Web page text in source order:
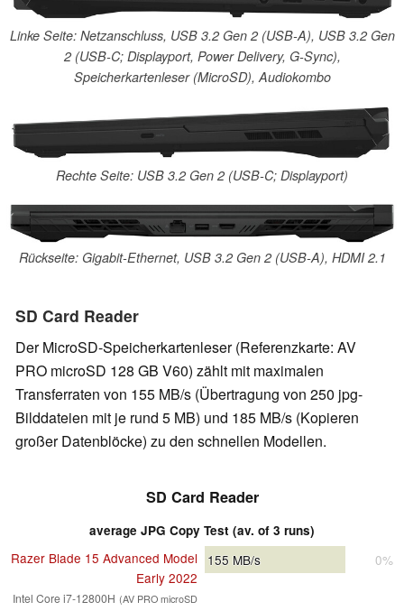
Linke Seite: Netzanschluss, USB 3.2 Gen 2 (USB-A), USB 3.2 Gen
2 (USB-C; Displayport, Power Delivery, G-Sync),
Speicherkartenleser (MicroSD), Audiokombo
Rechte Seite: USB 3.2 Gen 2 (USB-C; Displayport)
Rückseite: Gigabit-Ethernet, USB 3.2 Gen 2 (USB-A), HDMI 2.1
SD Card Reader
Der MicroSD-Speicherkartenleser (Referenzkarte: AV
PRO microSD 128 GB V60) zählt mit maximalen
Transferraten von 155 MB/s (Übertragung von 250 jpg-
Bilddateien mit je rund 5 MB) und 185 MB/s (Kopieren
großer Datenblöcke) zu den schnellen Modellen.
SD Card Reader
average JPG Copy Test (av. of 3 runs)
Razer Blade 15 Advanced Model
Early 2022
Intel Core i7-12800H (AV PRO microSD
155 MB/s 0%